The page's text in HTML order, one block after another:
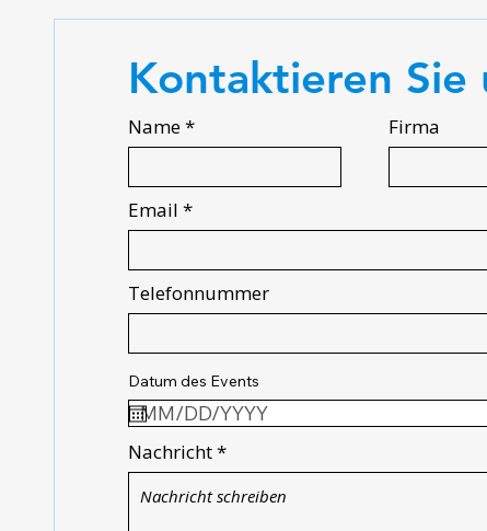
Kontaktieren Sie
Name Firma
Email
Telefonnummer
Datum des Events
Nachricht